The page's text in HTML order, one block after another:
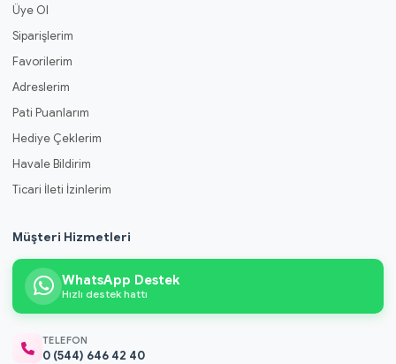
Üye Ol
Siparişlerim
Favorilerim
Adreslerim
Pati Puanlarım
Hediye Çeklerim
Havale Bildirim
Ticari İleti İzinlerim
Müşteri Hizmetleri
WhatsApp Destek
Hızlı destek hattı
TELEFON
0 (544) 646 42 40